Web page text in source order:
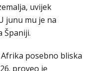
uvijek
junu mu je na
Španiji.
posebno bliska
proveo je